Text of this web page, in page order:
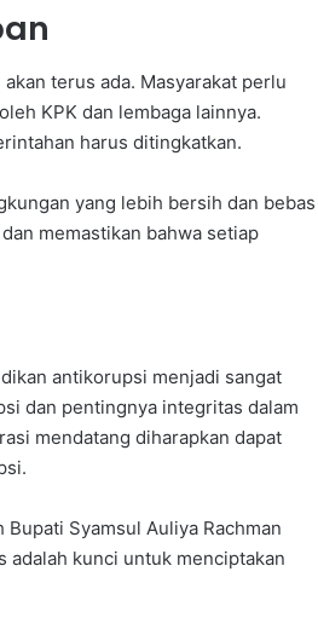
terus ada. Masyarakat perlu
KPK dan lembaga lainnya.
harus ditingkatkan.
yang lebih bersih dan bebas
memastikan bahwa setiap
antikorupsi menjadi sangat
dan pentingnya integritas dalam
mendatang diharapkan dapat
Syamsul Auliya Rachman
adalah kunci untuk menciptakan